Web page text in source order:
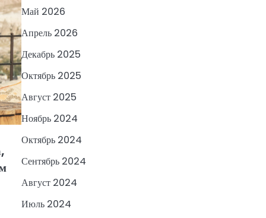
Май 2026
Апрель 2026
Декабрь 2025
Октябрь 2025
Август 2025
Ноябрь 2024
Октябрь 2024
Сентябрь 2024
Август 2024
Июль 2024